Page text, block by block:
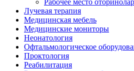
Рабочее место
Лучевая терапия
Медицинская мебель
Медицинские мониторы
Неонатология
Офтальмологическое
Проктология
Реабилитация